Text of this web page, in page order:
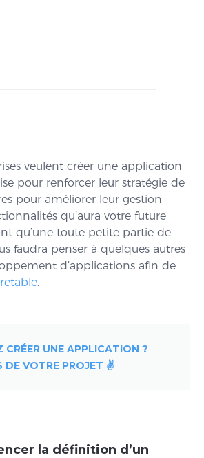
veulent créer une application
pour renforcer leur stratégie de
pour améliorer leur gestion
qu’aura votre future
qu’une toute petite partie de
faudra penser à quelques autres
d’applications afin de
.
CRÉER UNE APPLICATION ?
DE VOTRE PROJET ✌️
la définition d’un